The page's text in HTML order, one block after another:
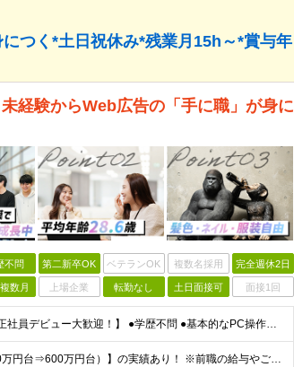
つく*土日祝休み*残業月15h～*賞与年
経験からWeb広告の「手に職」が身に
不問 第二新卒OK ベテランOK 複数名採用 完全週休2日
数月 上場企業 転勤なし 土日面接可 面接1回
【未経験・第二新卒・フリーターからの正社員デビュー大歓迎！】 ●学歴不問 ●基本的なPC操作ができる方（メール、チャット、スプレッドシートの入力等） ＼1つでも当てはまれば、まずはご応募ください！／
★入社1年で【年収100万円UP（前職400万円台⇒600万円台）】の実績あり！ ※前職の給与やご経験、能力を最大限に考慮し、お互いが納得いく形で決定します。 ■月給25万円～＋賞与年4回 ■想定